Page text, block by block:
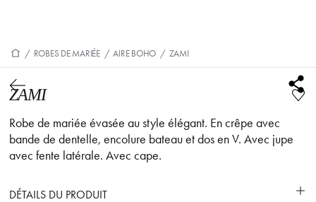
/ ROBES DE MARIÉE / AIRE BOHO / ZAMI
ZAMI
Robe de mariée évasée au style élégant. En crêpe avec
bande de dentelle, encolure bateau et dos en V. Avec jupe
avec fente latérale. Avec cape.
DÉTAILS DU PRODUIT